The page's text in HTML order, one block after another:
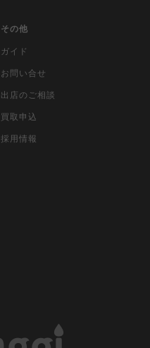
その他
ガイド
お問い合せ
出店のご相談
買取申込
採用情報